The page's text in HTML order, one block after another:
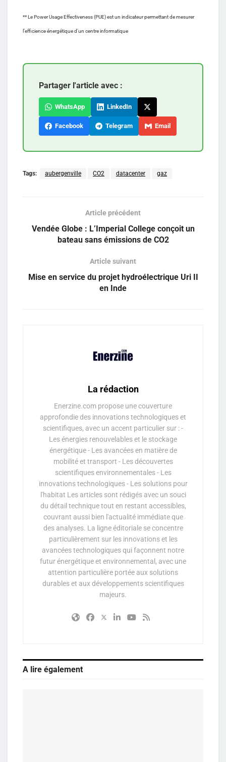
** Le Power Usage Effectiveness (PUE) est un indicateur permettant de mesurer
l’efficience énergétique d’un centre informatique
Partager l'article avec :
WhatsApp LinkedIn
Facebook Telegram Email
Tags: aubergenville CO2 datacenter gaz
Article précédent
Vendée Globe : L’Imperial College conçoit un
bateau sans émissions de CO2
Article suivant
Mise en service du projet hydroélectrique Uri II
en Inde
La rédaction
Enerzine.com propose une couverture
approfondie des innovations technologiques et
scientifiques, avec un accent particulier sur : -
Les énergies renouvelables et le stockage
énergétique - Les avancées en matière de
mobilité et transport - Les découvertes
scientifiques environnementales - Les
innovations technologiques - Les solutions pour
l'habitat Les articles sont rédigés avec un souci
du détail technique tout en restant accessibles,
couvrant aussi bien l'actualité immédiate que
des analyses. La ligne éditoriale se concentre
particulièrement sur les innovations et les
avancées technologiques qui façonnent notre
futur énergétique et environnemental, avec une
attention particulière portée aux solutions
durables et aux développements scientifiques
majeurs.
A lire également